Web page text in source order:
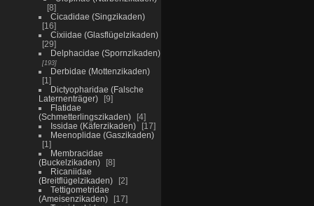
8
Cicadidae (Singzikaden)
16
Cixiidae (Glasflügelzikaden)
29
Delphacidae (Spornzikaden)
193
Derbidae (Mottenzikaden)
1
Dictyopharidae (Falsche
Laternenträger)
9
Flatidae
(Schmetterlingszikaden)
4
Issidae (Käferzikaden)
17
Meenoplidae (Gaszikaden)
1
Membracidae
(Buckelzikaden)
8
Ricaniidae
(Breitflügelzikaden)
2
Tettigometridae
(Ameisenzikaden)
17